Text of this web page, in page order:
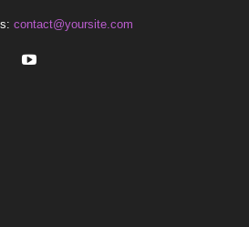
contact@yoursite.com